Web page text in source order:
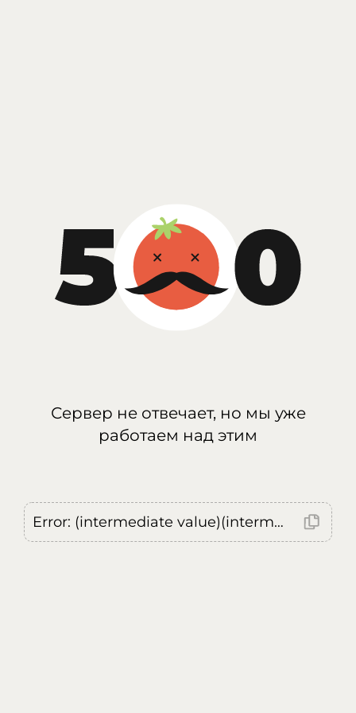
Сервер не отвечает, но мы уже
работаем над этим
Error: (intermediate value)(intermediate value)(intermediate value).replaceAll is not a function